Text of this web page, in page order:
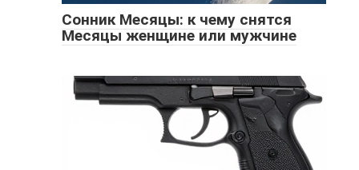
Сонник Месяцы: к чему снятся
Месяцы женщине или мужчине